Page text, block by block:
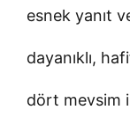
esnek yanıt
dayanıklı,
dört mevsim